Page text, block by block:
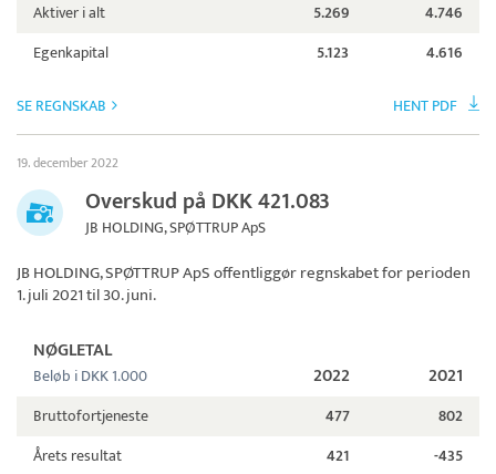
Aktiver i alt 5.269
4.746
Egenkapital
5.123 4.616
SE REGNSKAB HENT PDF
19. december 2022
Overskud på DKK 421.083
JB HOLDING, SPØTTRUP ApS
JB HOLDING, SPØTTRUP ApSoffentliggør regnskabet for perioden
1. juli 2021 til 30. juni.
NØGLETAL
Beløb i DKK 1.000 2022 2021
Bruttofortjeneste 477
802
Årets resultat
421
-435